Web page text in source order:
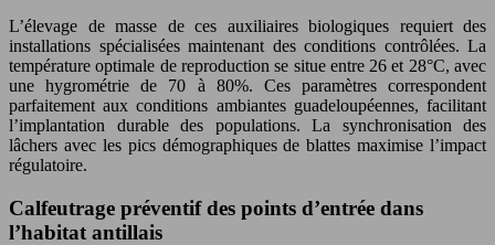
L’élevage de masse de ces auxiliaires biologiques requiert des
installations spécialisées maintenant des conditions contrôlées. La
température optimale de reproduction se situe entre 26 et 28°C, avec
une hygrométrie de 70 à 80%. Ces paramètres correspondent
parfaitement aux conditions ambiantes guadeloupéennes, facilitant
l’implantation durable des populations. La synchronisation des
lâchers avec les pics démographiques de blattes maximise l’impact
régulatoire.
Calfeutrage préventif des points d’entrée dans
l’habitat antillais